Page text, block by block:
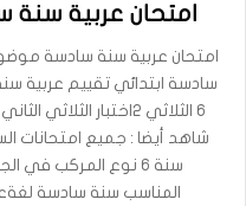
امتحان عربية سنة
6 الثلاثي 2اختبار
سنة 6 نوع المركب في